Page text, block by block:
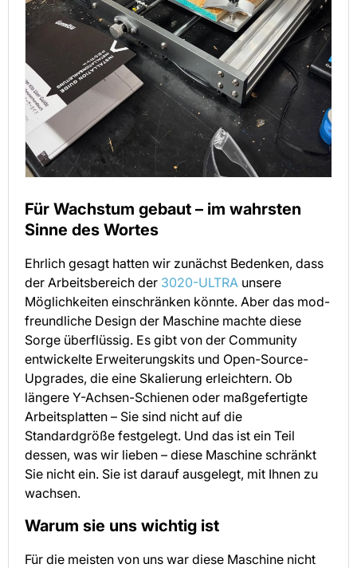
Für Wachstum gebaut – im wahrsten
Sinne des Wortes
Ehrlich gesagt hatten wir zunächst Bedenken, dass
der Arbeitsbereich der 3020-ULTRA unsere
Möglichkeiten einschränken könnte. Aber das mod-
freundliche Design der Maschine machte diese
Sorge überflüssig. Es gibt von der Community
entwickelte Erweiterungskits und Open-Source-
Upgrades, die eine Skalierung erleichtern. Ob
längere Y-Achsen-Schienen oder maßgefertigte
Arbeitsplatten – Sie sind nicht auf die
Standardgröße festgelegt. Und das ist ein Teil
dessen, was wir lieben – diese Maschine schränkt
Sie nicht ein. Sie ist darauf ausgelegt, mit Ihnen zu
wachsen.
Warum sie uns wichtig ist
Für die meisten von uns war diese Maschine nicht